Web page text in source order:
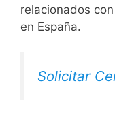
relacionados
en España.
Solicitar